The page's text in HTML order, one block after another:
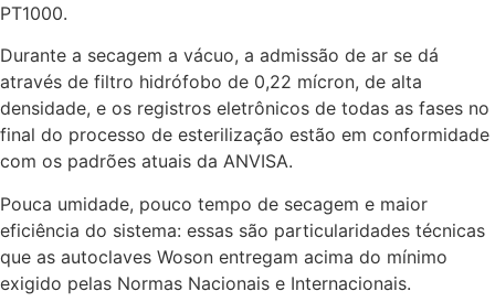
PT1000.
Durante a secagem a vácuo, a admissão de ar se dá
através de filtro hidrófobo de 0,22 mícron, de alta
densidade, e os registros eletrônicos de todas as fases no
final do processo de esterilização estão em conformidade
com os padrões atuais da ANVISA.
Pouca umidade, pouco tempo de secagem e maior
eficiência do sistema: essas são particularidades técnicas
que as autoclaves Woson entregam acima do mínimo
exigido pelas Normas Nacionais e Internacionais.